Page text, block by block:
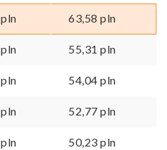
pln 63,58 pln
pln 55,31 pln
pln 54,04 pln
pln 52,77 pln
pln 50,23 pln